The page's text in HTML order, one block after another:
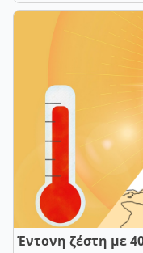
Έντονη ζέστη με